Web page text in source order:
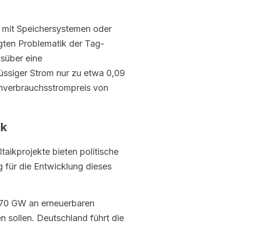
Speichersystemen oder
Problematik der Tag-
eine
Strom nur zu etwa 0,09
von
bieten politische
für die Entwicklung dieses
GW an erneuerbaren
sollen. Deutschland führt die